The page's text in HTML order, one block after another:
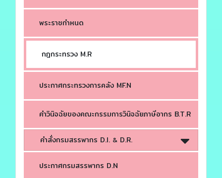
พระราชกำหนด
กฎกระทรวง M.R
ประกาศกระทรวงการคลัง MF.N
คำวินิจฉัยของคณะกรรมการวินิจฉัยภาษีอากร B.T.R
คำสั่งกรมสรรพากร D.I. &D.R.
ประกาศกรมสรรพากร D.N